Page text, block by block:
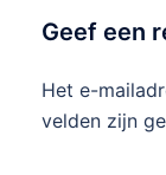
Geef een
Het e-
velden zijn